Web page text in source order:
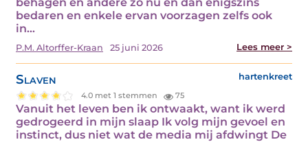
bedaren en enkele ervan voorzagen zelfs ook
in…
P.M. Altorffer-Kraan 25 juni 2026 Lees meer >
Slaven hartenkreet
4.0 met 1 stemmen 75
Vanuit het leven ben ik ontwaakt, want ik werd
gedrogeerd in mijn slaap Ik volg mijn gevoel en
instinct, dus niet wat de media mij afdwingt De